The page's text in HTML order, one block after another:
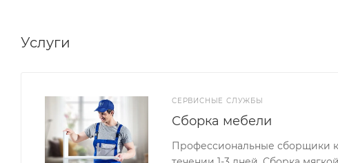
Услуги
СЕРВИСНЫЕ СЛУЖБЫ
Сборка мебели
Профессиональные сборщики